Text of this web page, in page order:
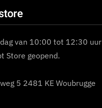
van 10:00 tot 12:30 uur
Store geopend.
5 2481 KE Woubrugge